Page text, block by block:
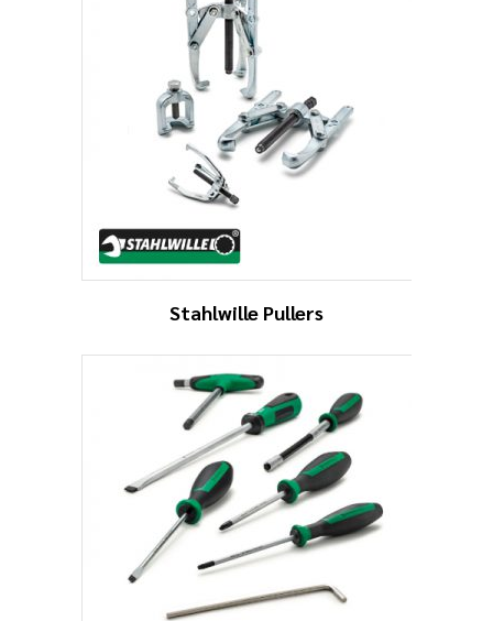
Stahlwille Pullers